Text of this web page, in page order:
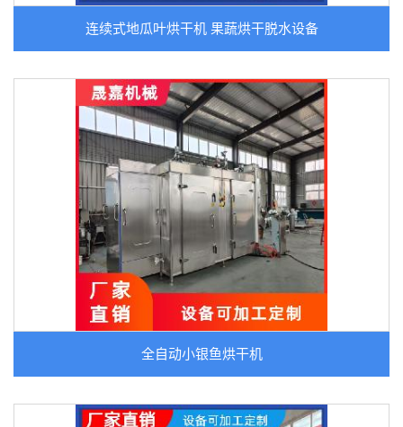
连续式地瓜叶烘干机 果蔬烘干脱水设备
全自动小银鱼烘干机